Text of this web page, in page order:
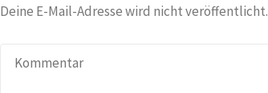
Deine E-Mail-Adresse wird nicht veröffentlicht.